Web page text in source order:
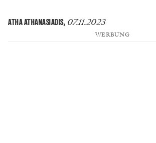
ATHA ATHANASIADIS, 07.11.2023
WERBUNG